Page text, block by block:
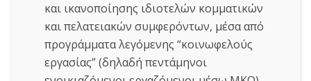
και ικανοποίησης ιδιοτελών κομματικών
και πελατειακών συμφερόντων, μέσα από
προγράμματα λεγόμενης “κοινωφελούς
εργασίας” (δηλαδή πεντάμηνοι